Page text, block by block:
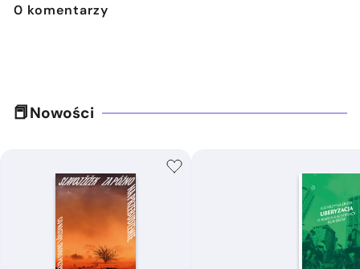
0 komentarzy
Nowości